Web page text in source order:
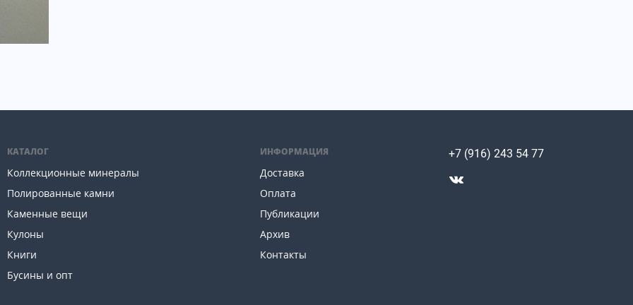
КАТАЛОГ
Коллекционные минералы
Полированные камни
Каменные вещи
Кулоны
Книги
Бусины и опт
ИНФОРМАЦИЯ
Доставка
Оплата
Публикации
Архив
Контакты
+7 (916) 243 54 77